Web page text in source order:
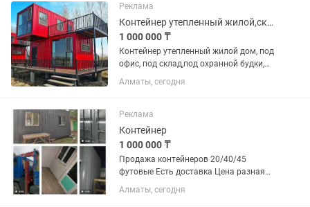
утепленные контейнера под...
Реклама
Контейнер утепленный жилой,склад,будка, парикмахерская, прорабские
1 000 000 ₸
Контейнер утепленный жилой дом, под
офис, под склад,под охранной будки,
магазин. Делаем под заказ с вашим
проектом. В наличии есть все
жилья. 20/40/45...
Алматы, сегодня
Реклама
Контейнер
1 000 000 ₸
Продажа контейнеров 20/40/45
футовые Есть доставка Цена разная
зависимости от размера и дизайна.
Звоните и уточните сумму
Алматы, сегодня